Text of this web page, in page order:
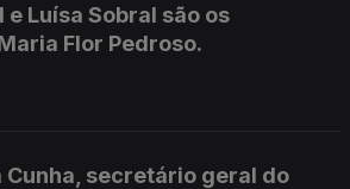
Luísa Sobral são os
Flor Pedroso.
Cunha, secretário geral do